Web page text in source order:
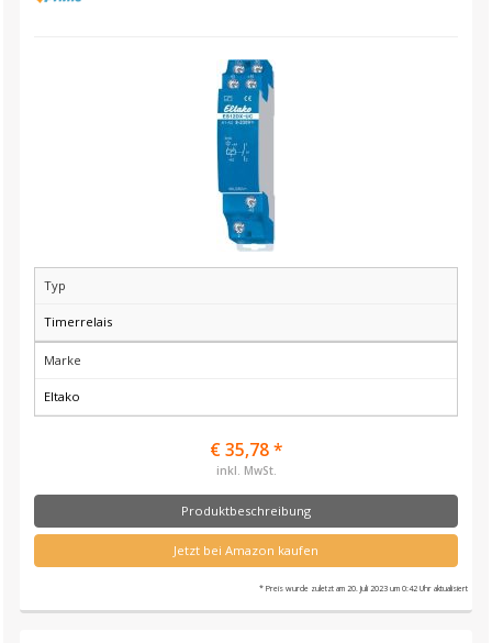
Typ
Timerrelais
Marke
Eltako
€ 35,78 *
inkl. MwSt.
Produktbeschreibung
Jetzt bei Amazon kaufen
* Preis wurde zuletzt am 20. Juli 2023 um 0:42 Uhr aktualisiert